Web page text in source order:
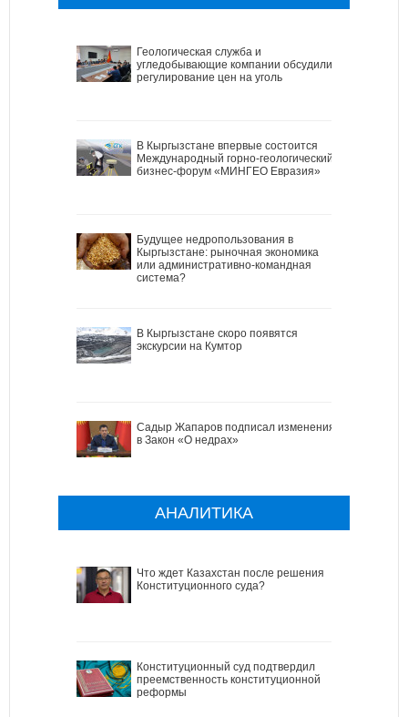
Геологическая служба и
угледобывающие компании обсудили
регулирование цен на уголь
В Кыргызстане впервые состоится
Международный горно-геологический
бизнес-форум «МИНГЕО Евразия»
Будущее недропользования в
Кыргызстане: рыночная экономика
или административно-командная
система?
В Кыргызстане скоро появятся
экскурсии на Кумтор
Садыр Жапаров подписал изменения
в Закон «О недрах»
АНАЛИТИКА
Что ждет Казахстан после решения
Конституционного суда?
Конституционный суд подтвердил
преемственность конституционной
реформы